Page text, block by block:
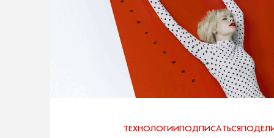
ТЕХНОЛОГИИПОДПИСАТЬСЯ